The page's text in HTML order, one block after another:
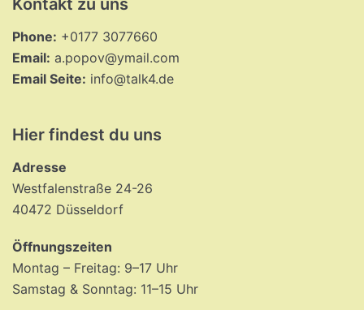
Kontakt zu uns
Phone: +0177 3077660
Email: a.popov@ymail.com
Email Seite: info@talk4.de
Hier findest du uns
Adresse
Westfalenstraße 24-26
40472 Düsseldorf
Öffnungszeiten
Montag – Freitag: 9–17 Uhr
Samstag & Sonntag: 11–15 Uhr